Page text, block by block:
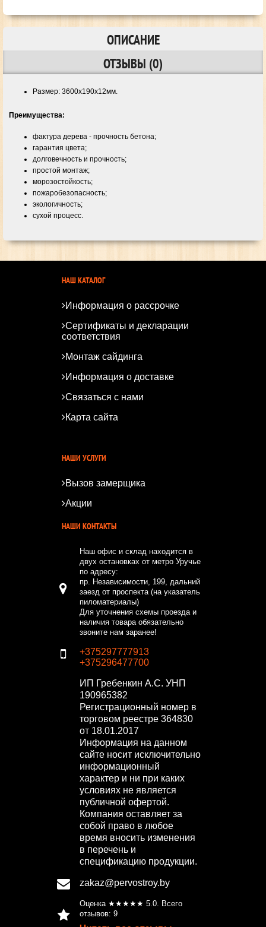
ОПИСАНИЕ
ОТЗЫВЫ (0)
Размер: 3600x190х12мм.
Преимущества:
фактура дерева - прочность бетона;
гарантия цвета;
долговечность и прочность;
простой монтаж;
морозостойкость;
пожаробезопасность;
экологичность;
сухой процесс.
НАШ КАТАЛОГ
Информация о рассрочке
Сертификаты и декларации
соответствия
Монтаж сайдинга
Информация о доставке
Связаться с нами
Карта сайта
НАШИ УСЛУГИ
Вызов замерщика
Акции
НАШИ КОНТАКТЫ
Наш офис и склад находится в
двух остановках от метро Уручье
по адресу:
пр. Независимости, 199, дальний
заезд от проспекта (на указатель
пиломатериалы)
Для уточнения схемы проезда и
наличия товара обязательно
звоните нам заранее!
+375297777913
+375296477700
ИП Гребенкин А.С. УНП
190965382
Регистрационный номер в
торговом реестре 364830
от 18.01.2017
Информация на данном
сайте носит исключительно
информационный
характер и ни при каких
условиях не является
публичной офертой.
Компания оставляет за
собой право в любое
время вносить изменения
в перечень и
спецификацию продукции.
zakaz@pervostroy.by
Оценка ★★★★★ 5.0. Всего
отзывов: 9